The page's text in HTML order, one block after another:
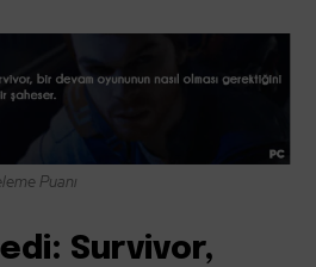
Puanı
Survivor,